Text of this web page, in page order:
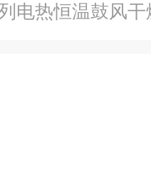
电热恒温鼓风干